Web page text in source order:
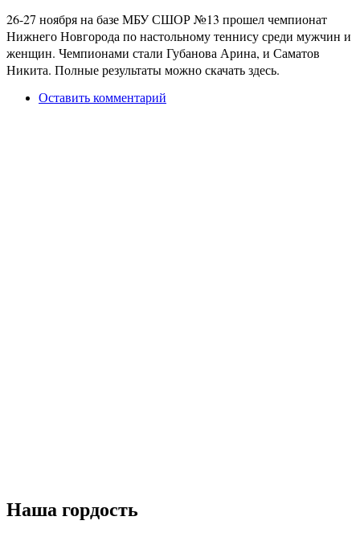
26-27 ноября на базе МБУ СШОР №13 прошел чемпионат
Нижнего Новгорода по настольному теннису среди мужчин и
женщин. Чемпионами стали Губанова Арина, и Саматов
Никита. Полные результаты можно скачать здесь.
Оставить комментарий
Наша гордость